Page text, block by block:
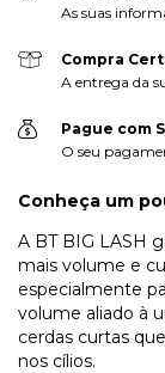
As suas
Compra
A entrega da
Pague com
O seu
Conheça um
A BT BIG LASH
mais volume e
especialmente
volume aliado à
cerdas curtas
nos cílios.